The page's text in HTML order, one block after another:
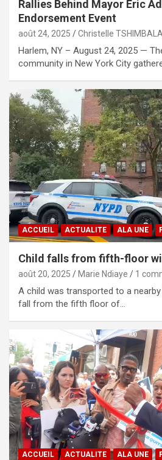
Rallies Behind Mayor Eric
Endorsement Event
août 24, 2025 Christelle
Harlem, NY – August 24, 2025 —
community in New York City
ACCUEIL ACTUALITE ALA UNE
Child falls from fifth-floor
août 20, 2025 Marie Ndiaye 1
A child was transported to a
fall from the fifth floor of…
ACCUEIL ACTUALITE ALA UNE